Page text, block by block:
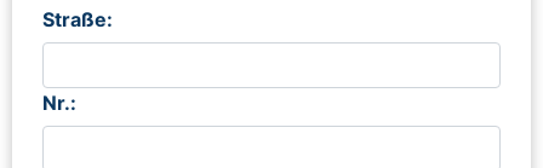
Straße:
Nr.: